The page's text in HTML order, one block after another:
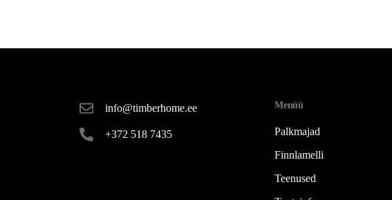
info@timberhome.ee
+372 518 7435
Menüü
Palkmajad
Finnlamelli
Teenused